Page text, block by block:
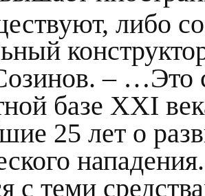
либо
– …Это
базе XXI
25 лет о
с теми